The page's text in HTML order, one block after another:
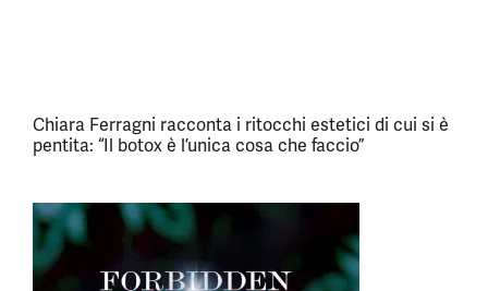
Chiara Ferragni racconta i ritocchi estetici di cui si è
pentita: “Il botox è l’unica cosa che faccio”